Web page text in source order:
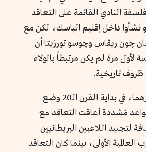
النادي القائمة على التعاقد
نشأوا داخل إقليم الباسك، لكن مع
چون ريڤاس وچوسو تورزيتا أن
لأول مرة لم يكن مرتبطاً بالولاء
تاريخية.
بحسب وجهة نظرهما، في بداية القرن الـ20 وضع
قواعد مُشددة أعاقت التعاقد مع
لتجنيد اللاعبين البريطانيين
الأولى، بينما كان التعاقد